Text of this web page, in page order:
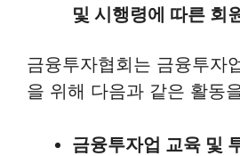
및 시행령에 따른 회
금융투자협회는 금융투자
을 위해 다음과 같은 활동
금융투자업 교육 및